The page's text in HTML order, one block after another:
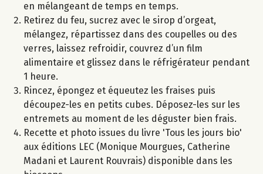
en mélangeant de temps en temps.
Retirez du feu, sucrez avec le sirop d’orgeat,
mélangez, répartissez dans des coupelles ou des
verres, laissez refroidir, couvrez d’un film
alimentaire et glissez dans le réfrigérateur pendant
1 heure.
Rincez, épongez et équeutez les fraises puis
découpez-les en petits cubes. Déposez-les sur les
entremets au moment de les déguster bien frais.
Recette et photo issues du livre 'Tous les jours bio'
aux éditions LEC (Monique Mourgues, Catherine
Madani et Laurent Rouvrais) disponible dans les